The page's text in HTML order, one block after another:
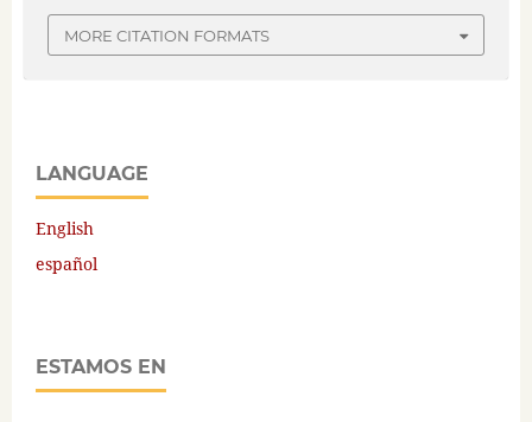
MORE CITATION FORMATS
LANGUAGE
English
español
ESTAMOS EN